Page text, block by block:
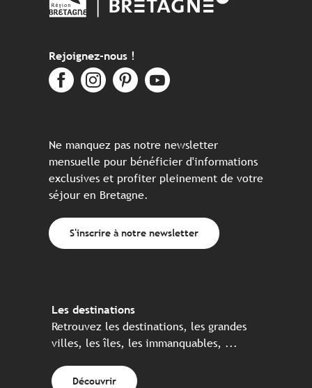
Rejoignez-nous !
Ne manquez pas notre newsletter
mensuelle pour bénéficier d'informations
exclusives et profiter pleinement de votre
séjour en Bretagne.
S'inscrire à notre newsletter
Les destinations
Retrouvez les destinations, les grandes
villes, les îles, les immanquables, ...
Découvrir